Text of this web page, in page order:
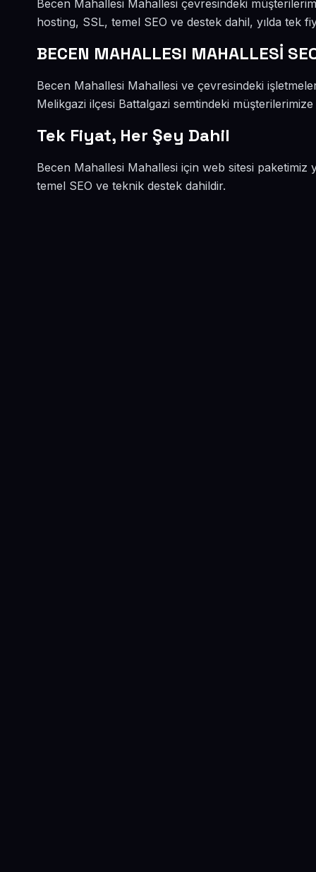
Becen Mahallesi Mahallesi çevresindeki
hosting, SSL, temel SEO ve destek dahil, yılda tek
BECEN MAHALLESI MAHALLESİ
Becen Mahallesi Mahallesi ve çevresindeki
Melikgazi ilçesi Battalgazi semtindeki
Tek Fiyat, Her Şey Dahil
Becen Mahallesi Mahallesi için web sitesi paketimiz
temel SEO ve teknik destek dahildir.